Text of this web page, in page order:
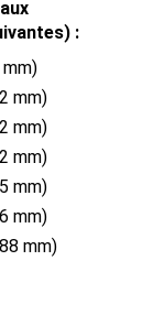
:
mm)
mm)
mm)
mm)
mm)
mm)